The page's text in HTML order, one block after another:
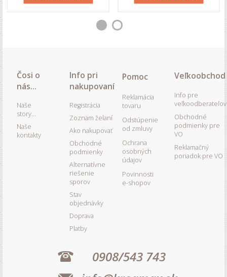
Čosi o
nás...
Naše
story...
Naše
kontakty
Info pri
nakupovaní
Registrácia
Zoznam želaní
Ako nakupovať
Obchodné
podmienky
Alternatívne
riešenie
sporov
Stav
objednávky
Doprava
Platby
Pomoc
Reklamácia
tovaru
Odstúpenie
od zmluvy
Ochrana
osobných
údajov
Povinnosti
e-shopov
Veľkoobchod
Info pre
veľkoodberateľov
Obchodné
podmienky pre
VO
Reklamačný
poriadok pre VO
0908/543 743